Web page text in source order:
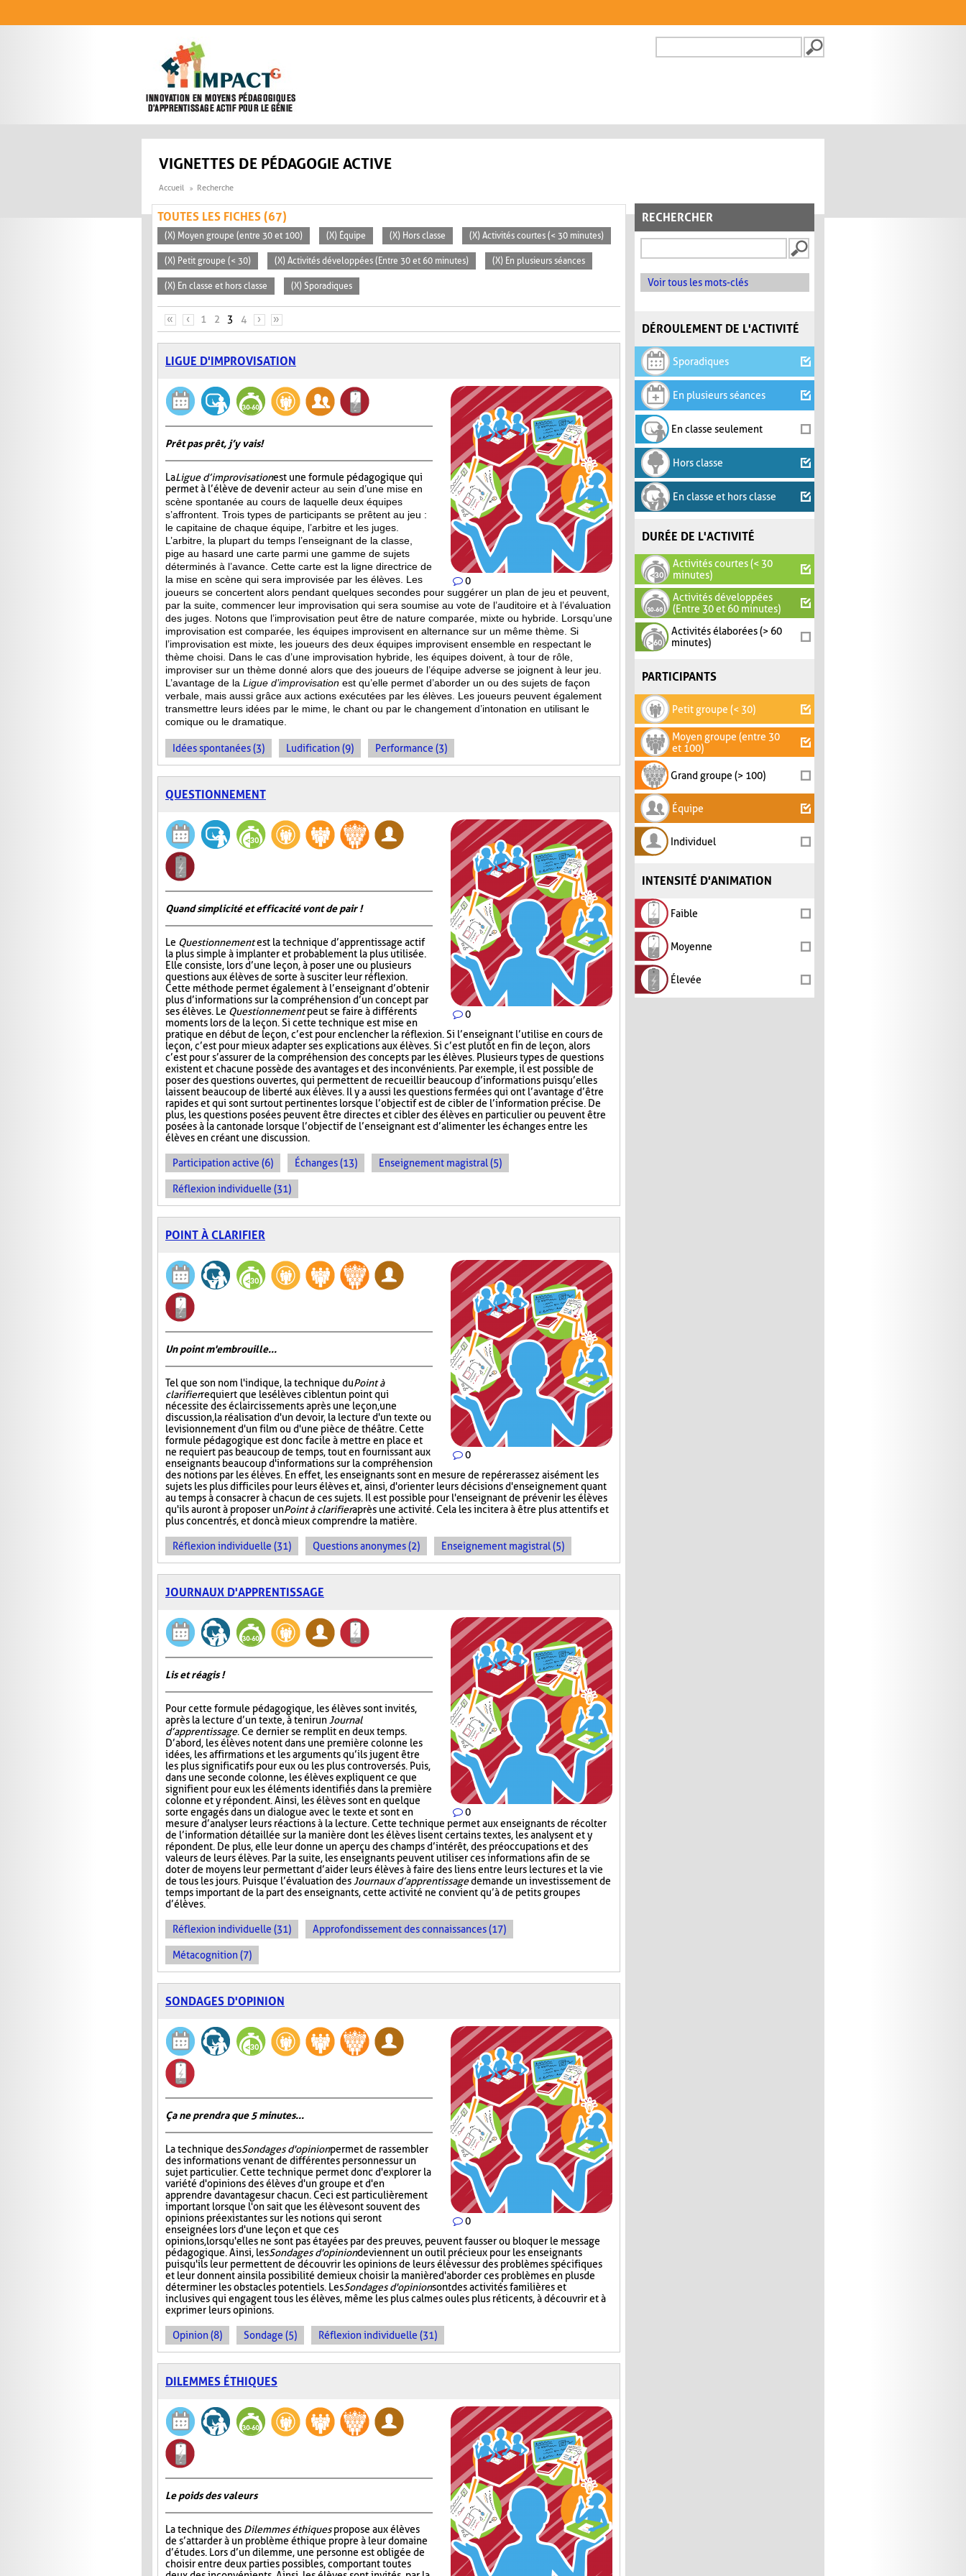
FORMULAIRE DE
VIGNETTES DE PÉDAGOGIE ACTIVE
Accueil Recherche
RECHERCHER
Voir tous les mots-clés
DÉROULEMENT DE L'ACTIVITÉ
Sporadiques
En plusieurs séances
En classe seulement
Hors classe
En classe et hors classe
DURÉE DE L'ACTIVITÉ
Activités courtes (< 30
minutes)
Activités développées
(Entre 30 et 60 minutes)
Activités élaborées (> 60
minutes)
PARTICIPANTS
Petit groupe (< 30)
Moyen groupe (entre 30
et 100)
Grand groupe (> 100)
Équipe
Individuel
INTENSITÉ D'ANIMATION
Faible
Moyenne
Élevée
TOUTES LES FICHES (67)
(X) Moyen groupe (entre 30 et 100) (X) Équipe (X) Hors classe (X) Activités courtes (< 30 minutes)
(X) Petit groupe (< 30) (X) Activités développées (Entre 30 et 60 minutes) (X) En plusieurs séances
(X) En classe et hors classe (X) Sporadiques
PAGES
« ‹ 1 2 3 4 › »
LIGUE D'IMPROVISATION
0
Prêt pas prêt, j’y vais!
LaLigue d’improvisationest une formule pédagogique qui
permet à l’élève de deveniracteur au sein d’une mise en
scène spontanée au cours de laquelle deux équipes
s’affrontent. Trois types de participants se prêtent au jeu :
le capitaine de chaque équipe, l’arbitre et les juges.
L’arbitre, la plupart du temps l’enseignant de la classe,
pige au hasard une carte parmi une gamme de sujets
déterminés à l’avance. Cette carte est la ligne directrice de
la mise en scène qui sera improvisée par les élèves. Les
joueurs se concertent alors pendant quelques secondes pour suggérer un plan de jeu et peuvent,
par la suite, commencer leur improvisation qui sera soumise au vote de l’auditoire et à l’évaluation
des juges. Notons que l’improvisation peut être de nature comparée, mixte ou hybride. Lorsqu’une
improvisation est comparée, les équipes improvisent en alternance sur un même thème. Si
l’improvisation est mixte, les joueurs des deux équipes improvisent ensemble en respectant le
thème choisi. Dans le cas d’une improvisation hybride, les équipes doivent, à tour de rôle,
improviser sur un thème donné alors que des joueurs de l’équipe adverse se joignent à leur jeu.
L’avantage de la Ligue d’improvisation est qu’elle permet d’aborder un ou des sujets de façon
verbale, mais aussi grâce aux actions exécutées par les élèves. Les joueurs peuvent également
transmettre leurs idées par le mime, le chant ou par le changement d’intonation en utilisant le
comique ou le dramatique.
Idées spontanées (3) Ludification (9) Performance (3)
QUESTIONNEMENT
0
Quand simplicité et efficacité vont de pair !
Le Questionnementest la technique d’apprentissage actif
la plus simple à implanter et probablement la plus utilisée.
Elle consiste, lors d’une leçon, à poser une ou plusieurs
questions aux élèves de sorte à susciter leur réflexion.
Cette méthode permet également à l’enseignant d’obtenir
plus d’informations sur la compréhension d’un concept par
ses élèves. Le Questionnementpeut se faire à différents
moments lors de la leçon. Si cette technique est mise en
pratique en début de leçon, c’est pour enclencher la réflexion. Si l’enseignant l’utilise en cours de
leçon, c’est pour mieux adapter ses explications aux élèves. Si c’est plutôt en fin de leçon, alors
c’est pour s’assurer de la compréhension des concepts par les élèves. Plusieurs types de questions
existent et chacune possède des avantages et des inconvénients. Par exemple, il est possible de
poser des questions ouvertes, qui permettent de recueillir beaucoup d’informations puisqu’elles
laissent beaucoup de liberté aux élèves. Il y a aussi les questions fermées qui ont l’avantage d’être
rapides et qui sont surtout pertinentes lorsque l’objectif est de cibler de l’information précise. De
plus, les questions posées peuvent être directes et cibler des élèves en particulier ou peuvent être
posées à la cantonade lorsque l’objectif de l’enseignant est d’alimenter les échanges entre les
élèves en créant une discussion.
Participation active (6) Échanges (13) Enseignement magistral (5)
Réflexion individuelle (31)
POINT À CLARIFIER
0
Un point m'embrouille...
Tel que son nom l'indique, la technique duPoint à
clarifierrequiert que les élèves ciblent un point qui
nécessite des éclaircissements après une leçon, une
discussion, la réalisation d'un devoir, la lecture d'un texte ou
le visionnement d'un film ou d'une pièce de théâtre. Cette
formule pédagogique est donc facile à mettre en place et
ne requiert pas beaucoup de temps, tout en fournissant aux
enseignants beaucoup d'informations sur la compréhension
des notions par les élèves. En effet, les enseignants sont en mesure de repérer assez aisément les
sujets les plus difficiles pour leurs élèves et, ainsi, d'orienter leurs décisions d'enseignement quant
au temps à consacrer à chacun de ces sujets. Il est possible pour l'enseignant de prévenir les élèves
qu'ils auront à proposer unPoint à clarifieraprès une activité. Cela les incitera à être plus attentifs et
plus concentrés, et donc à mieux comprendre la matière.
Réflexion individuelle (31) Questions anonymes (2) Enseignement magistral (5)
JOURNAUX D'APPRENTISSAGE
0
Lis et réagis !
Pour cette formule pédagogique, les élèves sont invités,
après la lecture d’un texte, à tenir unJournal
d’apprentissage. Ce dernier se remplit en deux temps.
D’abord, les élèves notent dans une première colonne les
idées, les affirmations et les arguments qu’ils jugent être
les plus significatifs pour eux ou les plus controversés. Puis,
dans une seconde colonne, les élèves expliquent ce que
signifient pour eux les éléments identifiés dans la première
colonne et y répondent. Ainsi, les élèves sont en quelque
sorte engagés dans un dialogue avec le texte et sont en
mesure d’analyser leurs réactions à la lecture. Cette technique permet aux enseignants de récolter
de l’information détaillée sur la manière dont les élèves lisent certains textes, les analysent et y
répondent. De plus, elle leur donne un aperçu des champs d’intérêt, des préoccupations et des
valeurs de leurs élèves. Par la suite, les enseignants peuvent utiliser ces informations afin de se
doter de moyens leur permettant d’aider leurs élèves à faire des liens entre leurs lectures et la vie
de tous les jours. Puisque l’évaluation desJournaux d’apprentissagedemande un investissement de
temps important de la part des enseignants, cette activité ne convient qu’à de petits groupes
d’élèves.
Réflexion individuelle (31) Approfondissement des connaissances (17)
Métacognition (7)
SONDAGES D'OPINION
0
Ça ne prendra que 5 minutes...
La technique desSondages d'opinionpermet de rassembler
des informations venant de différentes personnes sur un
sujet particulier. Cette technique permet donc d'explorer la
variété d'opinions des élèves d'un groupe et d'en
apprendre davantage sur chacun. Ceci est particulièrement
important lorsque l'on sait que les élèves ont souvent des
opinions préexistantes sur les notions qui seront
enseignées lors d'une leçon et que ces
opinions, lorsqu'elles ne sont pas étayées par des preuves, peuvent fausser ou bloquer le message
pédagogique. Ainsi, lesSondages d'opiniondeviennent un outil précieux pour les enseignants
puisqu'ils leur permettent de découvrir les opinions de leurs élèves sur des problèmes spécifiques
et leur donnent ainsi la possibilité de mieux choisir la manière d'aborder ces problèmes en plus de
déterminer les obstacles potentiels. LesSondages d'opinionsont des activités familières et
inclusives qui engagent tous les élèves, même les plus calmes ou les plus réticents, à découvrir et à
exprimer leurs opinions.
Opinion (8) Sondage (5) Réflexion individuelle (31)
DILEMMES ÉTHIQUES
Le poids des valeurs
La technique des Dilemmes éthiquespropose aux élèves
de s’attarder à un problème éthique propre à leur domaine
d’études. Lors d’un dilemme, une personne est obligée de
choisir entre deux parties possibles, comportant toutes